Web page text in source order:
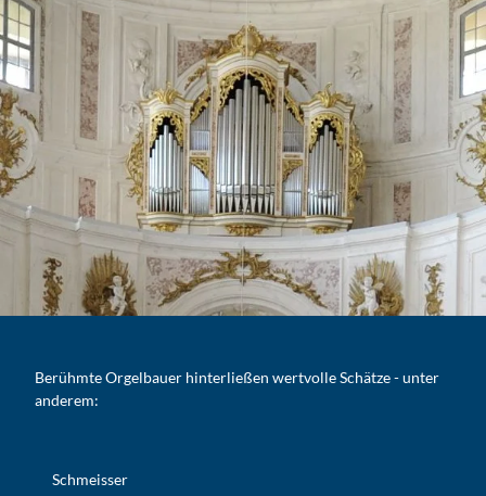
Berühmte Orgelbauer hinterließen wertvolle Schätze - unter
anderem:
Schmeisser